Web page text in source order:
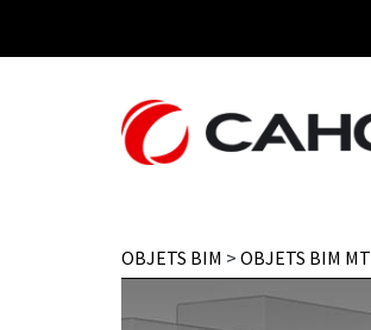
OBJETS BIM OBJETS BIM MT